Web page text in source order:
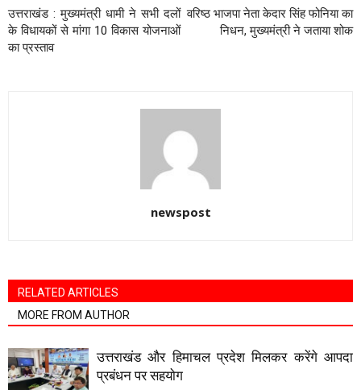
उत्तराखंड : मुख्यमंत्री धामी ने सभी दलों
के विधायकों से मांगा 10 विकास योजनाओं
का प्रस्ताव
वरिष्ठ भाजपा नेता केदार सिंह फोनिया का
निधन, मुख्यमंत्री ने जताया शोक
newspost
RELATED ARTICLES
MORE FROM AUTHOR
उत्तराखंड और हिमाचल प्रदेश मिलकर करेंगे आपदा
प्रबंधन पर सहयाेग